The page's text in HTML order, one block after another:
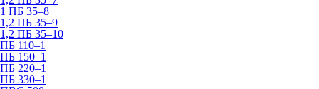
1 ПБ 35–8
1,2 ПБ 35–9
1,2 ПБ 35–10
ПБ 110–1
ПБ 150–1
ПБ 220–1
ПБ 330–1